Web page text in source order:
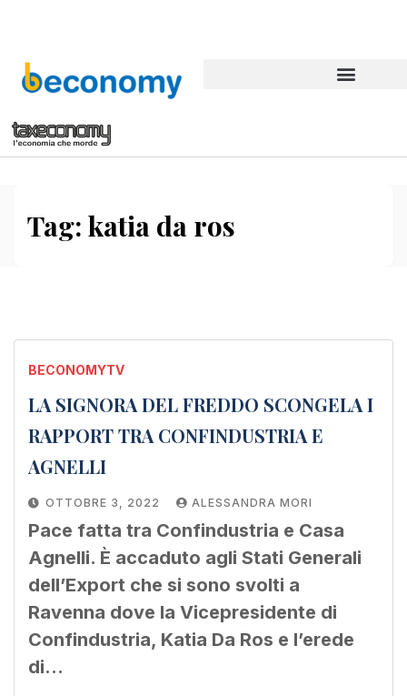
Tag: katia da ros
BECONOMYTV
LA SIGNORA DEL FREDDO SCONGELA I
RAPPORT TRA CONFINDUSTRIA E
AGNELLI
OTTOBRE 3, 2022 ALESSANDRA MORI
Pace fatta tra Confindustria e Casa
Agnelli. È accaduto agli Stati Generali
dell’Export che si sono svolti a
Ravenna dove la Vicepresidente di
Confindustria, Katia Da Ros e l’erede
di…